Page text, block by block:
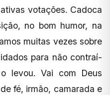
votações. Cadoca
no bom humor, na
muitas vezes sobre
para não contraí-
levou. Vai com Deus
fé, irmão, camarada e